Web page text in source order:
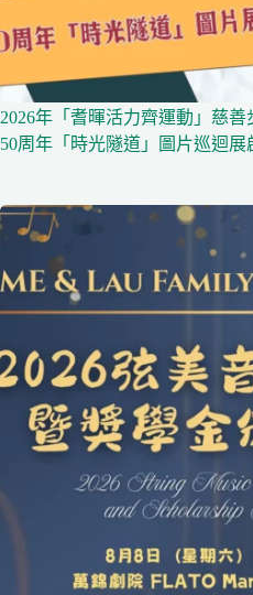
2026年「耆暉活力齊運動」慈
50周年「時光隧道」圖片巡迴展